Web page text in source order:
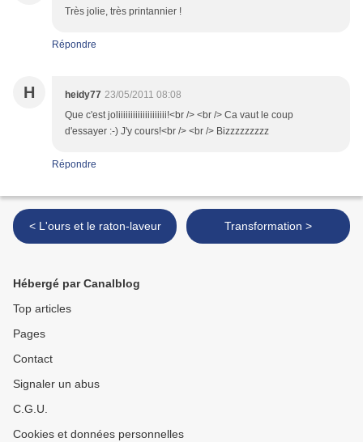
Très jolie, très printannier !
Répondre
H heidy77 23/05/2011 08:08
Que c'est joliiiiiiiiiiiiiiiiiiii!<br /> <br /> Ca vaut le coup
d'essayer :-) J'y cours!<br /> <br /> Bizzzzzzzzz
Répondre
< L'ours et le raton-laveur Transformation >
Hébergé par Canalblog
Top articles
Pages
Contact
Signaler un abus
C.G.U.
Cookies et données personnelles